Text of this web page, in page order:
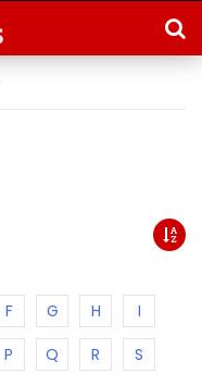
F G H
I
P Q R
S